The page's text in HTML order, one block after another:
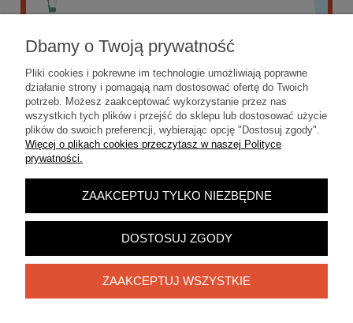
POKAŻ PEŁNĄ WERSJĘ STRONY
Sklep internetowy Shoper.pl
Dbamy o Twoją prywatność
Pliki cookies i pokrewne im technologie umożliwiają poprawne
działanie strony i pomagają nam dostosować ofertę do Twoich
potrzeb. Możesz zaakceptować wykorzystanie przez nas
wszystkich tych plików i przejść do sklepu lub dostosować użycie
plików do swoich preferencji, wybierając opcję "Dostosuj zgody".
Więcej o plikach cookies przeczytasz w naszej Polityce
prywatności.
ZAAKCEPTUJ TYLKO NIEZBĘDNE
DOSTOSUJ ZGODY
ZAAKCEPTUJ WSZYSTKIE